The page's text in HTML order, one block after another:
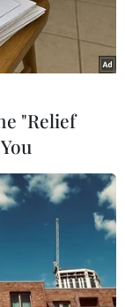
Vĩnh. (Nguồn:
"Relief